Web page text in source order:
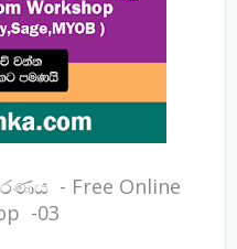
- Free Online
-03